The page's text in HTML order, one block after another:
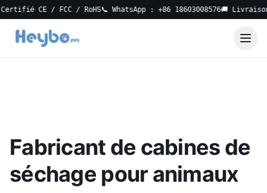
CE / FCC / RoHS 📞 WhatsApp : +86 18603008576🚚 Livraison
Fabricant de cabines de
séchage pour animaux